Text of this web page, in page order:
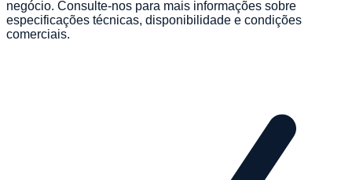
negócio. Consulte-nos para mais informações sobre
especificações técnicas, disponibilidade e condições
comerciais.